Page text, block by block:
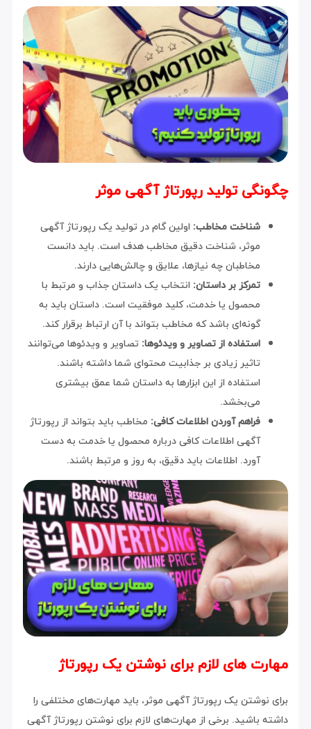
چگونگی تولید رپورتاژ آگهی موثر
شناخت مخاطب: اولین گام در تولید یک رپورتاژ آگهی
موثر، شناخت دقیق مخاطب هدف است. باید دانست
مخاطبان چه نیازها، علایق و چالش‌هایی دارند.
تمرکز بر داستان: انتخاب یک داستان جذاب و مرتبط با
محصول یا خدمت، کلید موفقیت است. داستان باید به
گونه‌ای باشد که مخاطب بتواند با آن ارتباط برقرار کند.
استفاده از تصاویر و ویدئوها: تصاویر و ویدئوها می‌توانند
تاثیر زیادی بر جذابیت محتوای شما داشته باشند.
استفاده از این ابزارها به داستان شما عمق بیشتری
می‌بخشد.
فراهم آوردن اطلاعات کافی: مخاطب باید بتواند از رپورتاژ
آگهی اطلاعات کافی درباره محصول یا خدمت به دست
آورد. اطلاعات باید دقیق، به روز و مرتبط باشند.
مهارت های لازم برای نوشتن یک رپورتاژ
برای نوشتن یک رپورتاژ آگهی موثر، باید مهارت‌های مختلفی را
داشته باشید. برخی از مهارت‌های لازم برای نوشتن رپورتاژ آگهی